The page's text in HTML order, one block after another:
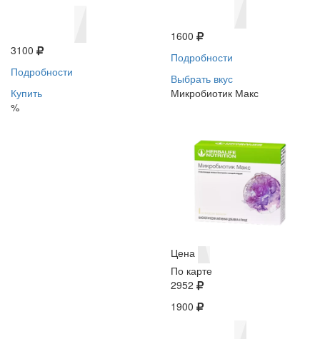
3100
Подробности
Купить
%
1600
Подробности
Выбрать вкус
Микробиотик Макс
Цена
По карте
2952
1900